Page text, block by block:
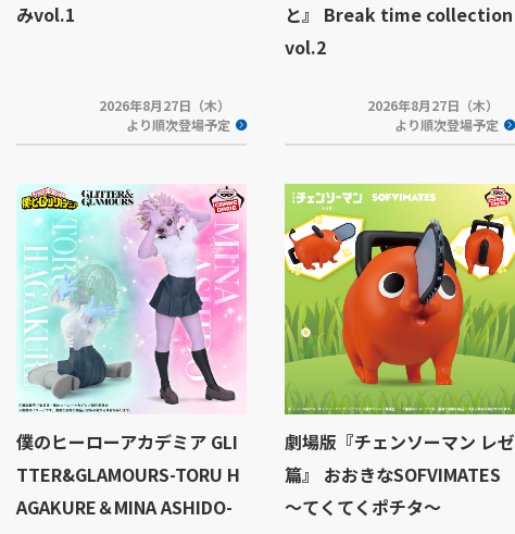
みvol.1
2026年8月27日（木）
より順次登場予定
と』 Break time collection
vol.2
2026年8月27日（木）
より順次登場予定
僕のヒーローアカデミア GLI
TTER&GLAMOURS-TORU H
AGAKURE＆MINA ASHIDO-
劇場版『チェンソーマン レゼ
篇』 おおきなSOFVIMATES
～てくてくポチタ～